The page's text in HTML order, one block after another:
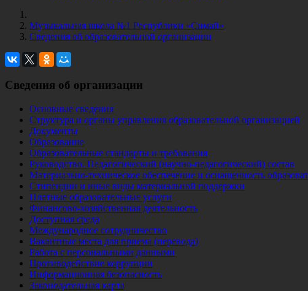
Музыкальная школа №1 Республики «Симай»
Сведения об образовательной организации
Сведения об организации
Основные сведения
Структура и органы управления образовательной организацией
Документы
Образование
Образовательные стандарты и требования
Руководство. Педагогический (научно-педагогический) состав
Материально-техническое обеспечение и оснащенность
Стипендии и иные виды материальной поддержки
Платные образовательные услуги
Финансово-хозяйственная деятельность
Доступная среда
Международное сотрудничество
Вакантные места для приема (перевода)
Работа с персональными данными
Противодействие коррупции
Информационная безопасность
Законодательная карта